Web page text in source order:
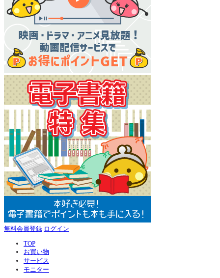
無料会員登録 ログイン
TOP
お買い物
サービス
モニター